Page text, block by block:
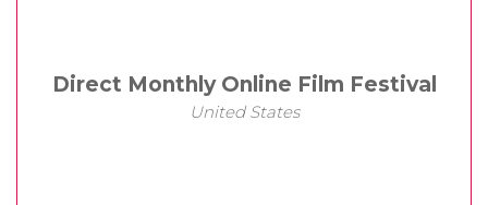
Direct Monthly Online Film Festival
United States